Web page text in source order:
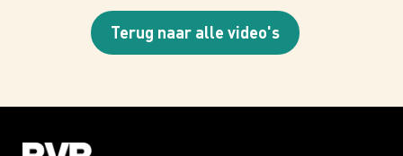
Terug naar alle video's